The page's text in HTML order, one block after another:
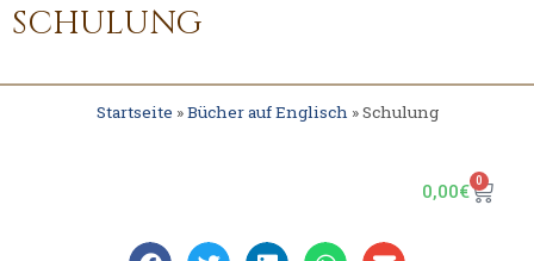
SCHULUNG
Startseite »Bücher auf Englisch»Schulung
0,00€ 0